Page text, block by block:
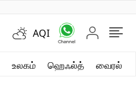
AQI
உலகம் ஹெஃல்த் வைரல்